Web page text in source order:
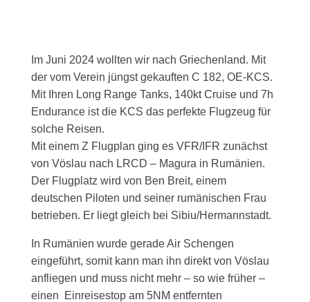
Im Juni 2024 wollten wir nach Griechenland. Mit
der vom Verein jüngst gekauften C 182, OE-KCS.
Mit Ihren Long Range Tanks, 140kt Cruise und 7h
Endurance ist die KCS das perfekte Flugzeug für
solche Reisen.
Mit einem Z Flugplan ging es VFR/IFR zunächst
von Vöslau nach LRCD – Magura in Rumänien.
Der Flugplatz wird von Ben Breit, einem
deutschen Piloten und seiner rumänischen Frau
betrieben. Er liegt gleich bei Sibiu/Hermannstadt.
In Rumänien wurde gerade Air Schengen
eingeführt, somit kann man ihn direkt von Vöslau
anfliegen und muss nicht mehr – so wie früher –
einen Einreisestop am 5NM entfernten